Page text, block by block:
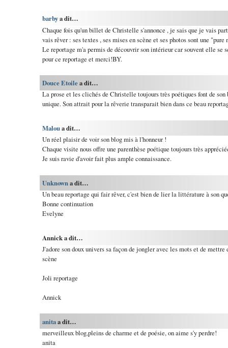
barbya dit…
Chaque fois qu'un billet de Christelle s'annonce , je sais que je vais
vais rêver : ses textes , ses mises en scène et ses photos sont une
Le reportage m'a permis de découvrir son intérieur car souvent elle se
pour ce reportage et merci!BY.
Douce Etoilea dit…
La prose et les clichés de Christelle toujours très poétiques font de son
unique. Son attrait pour la rêverie transparait bien dans ce beau
Maloua dit…
Un réel plaisir de voir son blog mis à l'honneur !
Chaque visite nous offre une parenthèse poétique toujours très
Je suis ravie d'avoir fait plus ample connaissance.
Unknowna dit…
Un beau reportage qui fair rêver, c'est bien de lier la littérature à son
Bonne continuation
Evelyne
Annick a dit…
J'adore son doux univers sa façon de jongler avec les mots et de mettre
scène
Joli reportage
Annick
anitaa dit…
merveilleux blog,pleins de charme et de poésie, on aime s'y perdre!
anita